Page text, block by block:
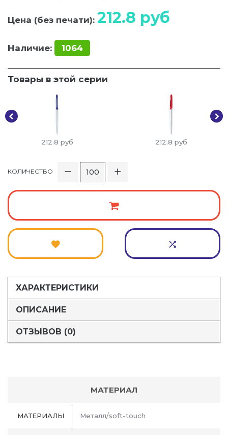
Цена (без печати): 212.8 руб
Наличие: 1064
Товары в этой серии
212.8 руб 212.8 руб
КОЛИЧЕСТВО
ХАРАКТЕРИСТИКИ
ОПИСАНИЕ
ОТЗЫВОВ (0)
МАТЕРИАЛ
МАТЕРИАЛЫ Металл/soft-touch